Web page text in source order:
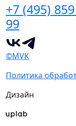
+7 (495)
99
©MVK
Политика
Дизайн